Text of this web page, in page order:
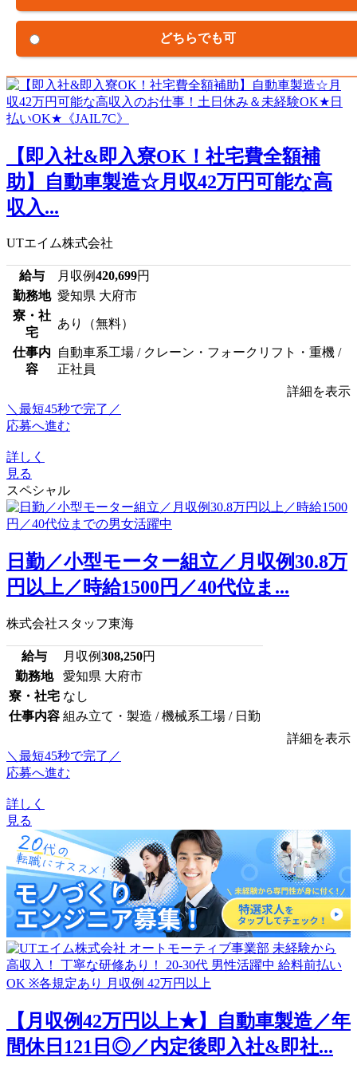
どちらでも可
【即入社&即入寮OK！社宅費全額補
助】自動車製造☆月収42万円可能な高
収入...
UTエイム株式会社
給与 月収例420,699円
勤務地 愛知県 大府市
寮・社
宅
あり（無料）
仕事内
容
自動車系工場 / クレーン・フォークリフト・重機 /
正社員
詳細を表示
＼最短45秒で完了／
応募へ進む
詳しく
見る
スペシャル
日勤／小型モーター組立／月収例30.8万
円以上／時給1500円／40代位ま...
株式会社スタッフ東海
給与 月収例308,250円
勤務地
愛知県 大府市
寮・社宅 なし
仕事内容 組み立て・製造 / 機械系工場 / 日勤
詳細を表示
＼最短45秒で完了／
応募へ進む
詳しく
見る
【月収例42万円以上★】自動車製造／年
間休日121日◎／内定後即入社&即社...